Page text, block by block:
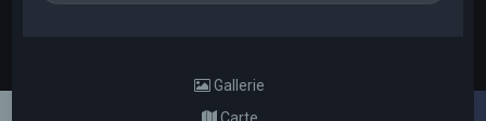
Gallerie
Carte